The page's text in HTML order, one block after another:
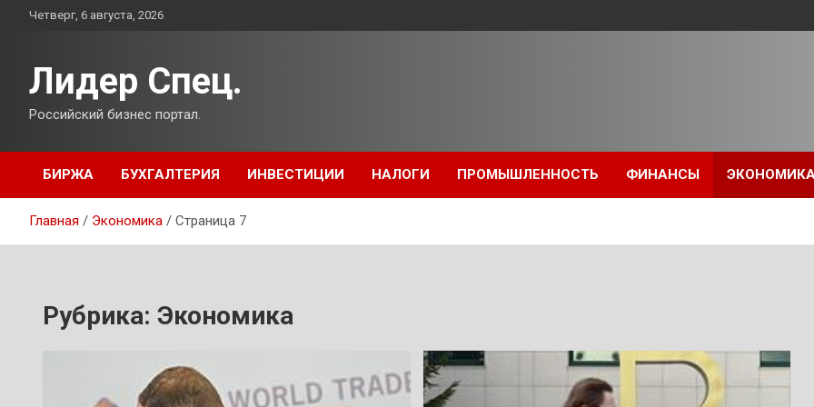
ПерейтиЧетверг, 6 августа, 2026
Лидер Спец.
Российский бизнес портал.
БИРЖА БУХГАЛТЕРИЯ ИНВЕСТИЦИИ НАЛОГИ ПРОМЫШЛЕННОСТЬ ФИНАНСЫ
Главная Экономика Страница 7
Рубрика: Экономика